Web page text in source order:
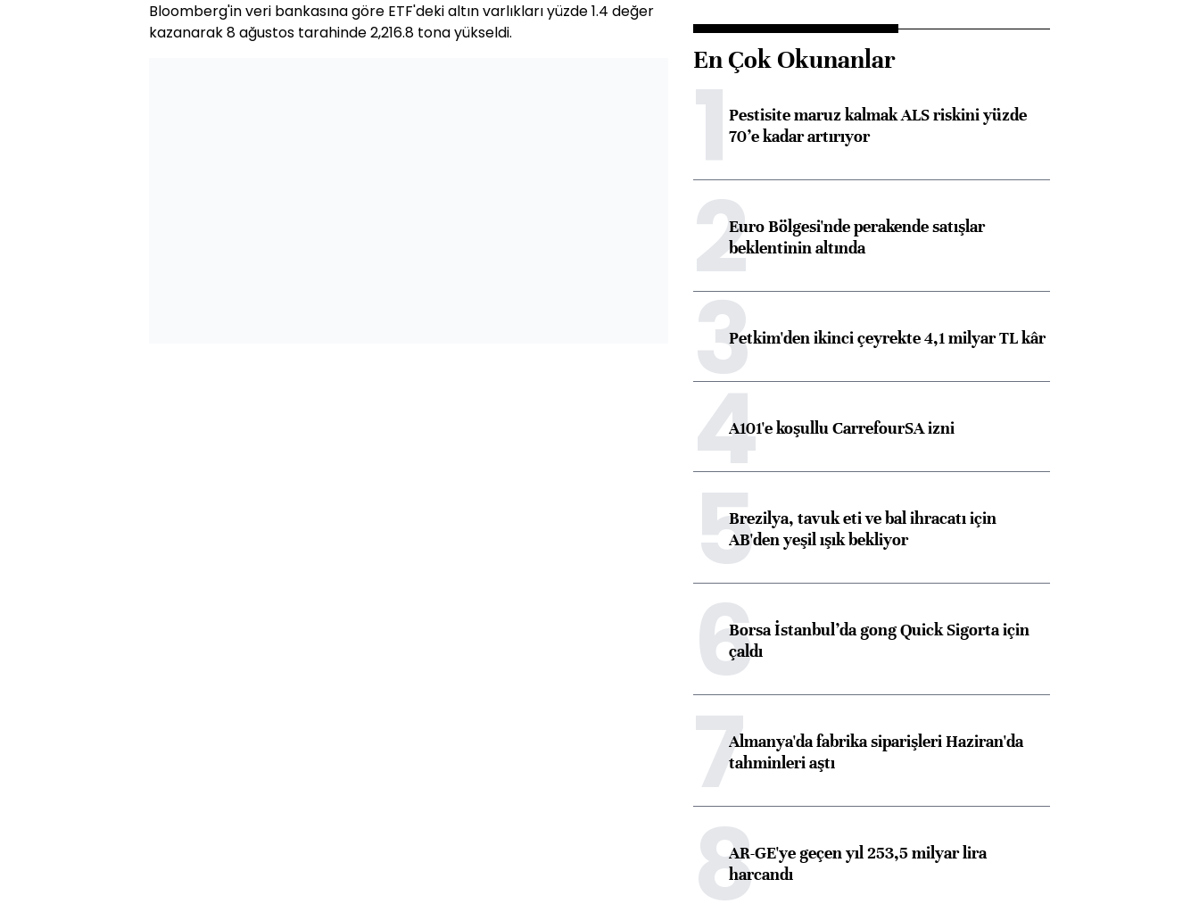
Bloomberg'in veri bankasına göre ETF'deki altın varlıkları yüzde 1.4 değer
kazanarak 8 ağustos tarahinde 2,216.8 tona yükseldi.
En Çok Okunanlar
1Pestisite maruz kalmak ALS riskini yüzde
70’e kadar artırıyor
2Euro Bölgesi'nde perakende satışlar
beklentinin altında
3Petkim'den ikinci çeyrekte 4,1 milyar TL kâr
4A101'e koşullu CarrefourSA izni
5Brezilya, tavuk eti ve bal ihracatı için
AB'den yeşil ışık bekliyor
6Borsa İstanbul’da gong Quick Sigorta için
çaldı
7Almanya'da fabrika siparişleri Haziran'da
tahminleri aştı
8AR-GE'ye geçen yıl 253,5 milyar lira
harcandı